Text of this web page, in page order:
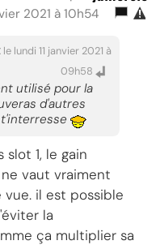
2021 à 10h54
le lundi 11 janvier 2021 à
09h58
utilisé pour la
d'autres
slot 1, le gain
vaut vraiment
il est possible
la
ça multiplier sa